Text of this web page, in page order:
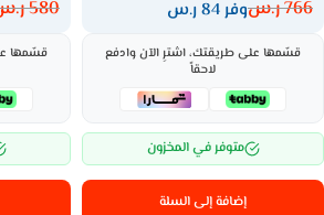
766ر.سوفر 84 ر.س
قسّمها على طريقتك، اشترِ الآن وادفع
لاحقاً
متوفر في المخزون
إضافة إلى السلة
580
قسّمها